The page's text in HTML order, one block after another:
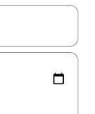
explore-os